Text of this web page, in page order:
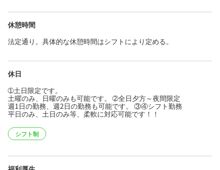
休憩時間
法定通り。具体的な休憩時間はシフトにより定める。
休日
➀土日限定です。
土曜のみ、日曜のみも可能です。 ➁全日夕方～夜間限定
週1日の勤務、週2日の勤務も可能です。 ③④シフト勤務
平日のみ、土日のみ等、柔軟に対応可能です！！
シフト制